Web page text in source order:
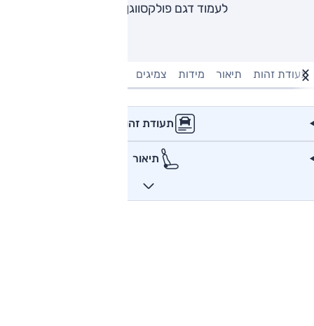
לעמוד דגם פולקסווגן גולף
תעודת זהות תיאור מידות צמיגים
תעודת זהות
תיאור